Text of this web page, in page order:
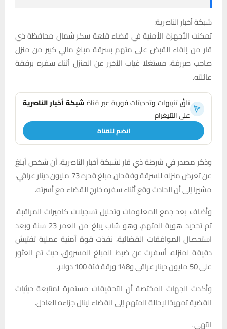
شبكة أخبار الناصرية:
تمكنت الأجهزة الأمنية في قضاء قلعة سكر شمال محافظة ذي
قار من إلقاء القبض على متهم بسرقة مبلغ مالي كبير من منزل
صاحب صيرفة، مستغلا غياب الأخير عن المنزل أثناء سفره برفقة
عائلته.
تلقَّ تنبيهات وتحديثات فورية عبر قناةشبكة أخبار الناصرية
على التليغرام
انضم للقناة
وذكر مصدر في شرطة ذي قار لشبكة أخبار الناصرية، أن شخص أبلغ
عن تعرض منزله للسرقة وفقدان مبلغ قدره 73 مليون دينار عراقي،
مشيرا إلى أن الحادث وقع أثناء سفره خارج القضاء مع أسرته.
وأضاف بعد جمع المعلومات وتحليل تسجيلات كاميرات المراقبة،
تم تحديد هوية المتهم، وهو شاب يبلغ من العمر 23 سنة وبعد
استحصال الموافقات القضائية، نفذت قوة أمنية عملية تفتيش
دقيقة لمنزله، أسفرت عن ضبط المبلغ المسروق، حيث تم العثور
على 50 مليون دينار عراقي و148 ورقة فئة 100 دولار.
وأكدت الجهات المختصة أن التحقيقات مستمرة لمتابعة حيثيات
القضية تمهيدًا لإحالة المتهم إلى القضاء لينال جزاءه العادل.
انتهى .